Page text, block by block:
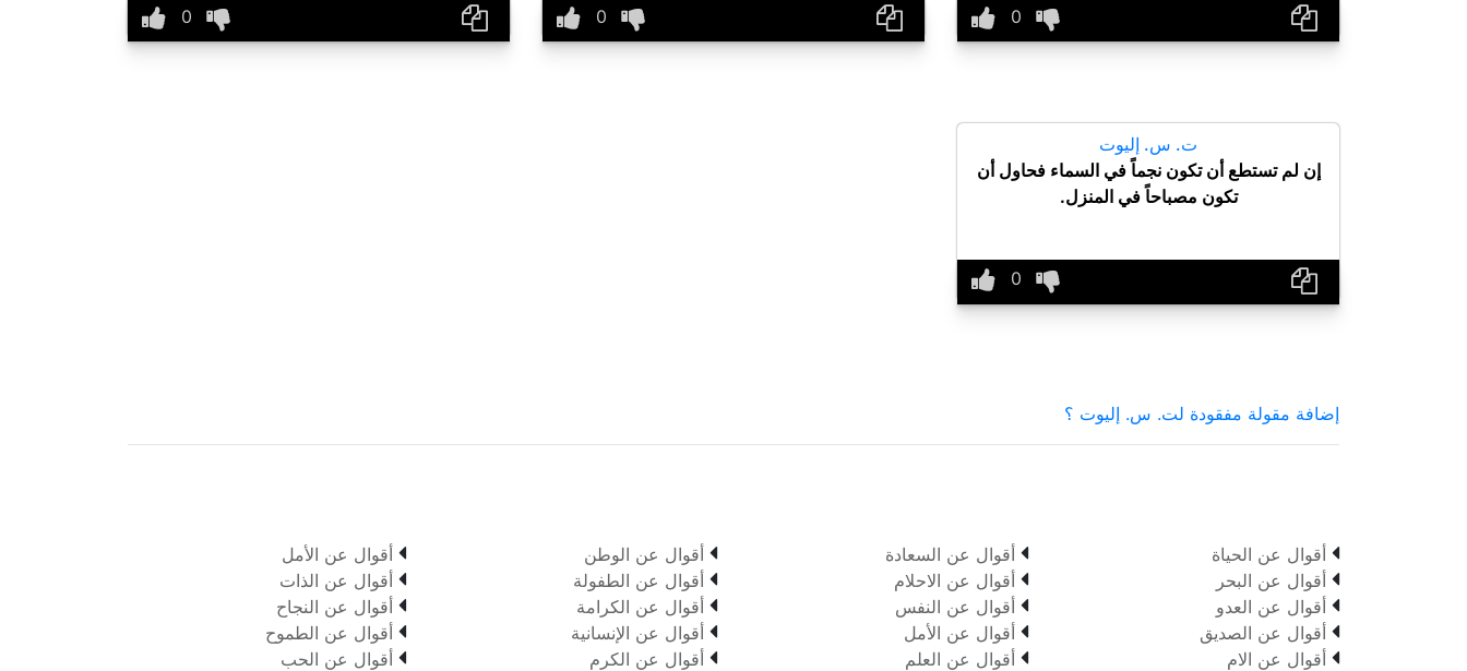
ت. س. إليوت
إن لم تستطع أن تكون نجماً في السماء فحاول أن
تكون مصباحاً في المنزل.
إضافة مقولة مفقودة لت. س. إليوت ؟
 أقوال عن الحياة
 أقوال عن البحر
 أقوال عن العدو
 أقوال عن الصديق
 أقوال عن الام
 أقوال عن السعادة
 أقوال عن الاحلام
 أقوال عن النفس
 أقوال عن الأمل
 أقوال عن العلم
 أقوال عن الوطن
 أقوال عن الطفولة
 أقوال عن الكرامة
 أقوال عن الإنسانية
 أقوال عن الكرم
 أقوال عن الأمل
 أقوال عن الذات
 أقوال عن النجاح
 أقوال عن الطموح
 أقوال عن الحب